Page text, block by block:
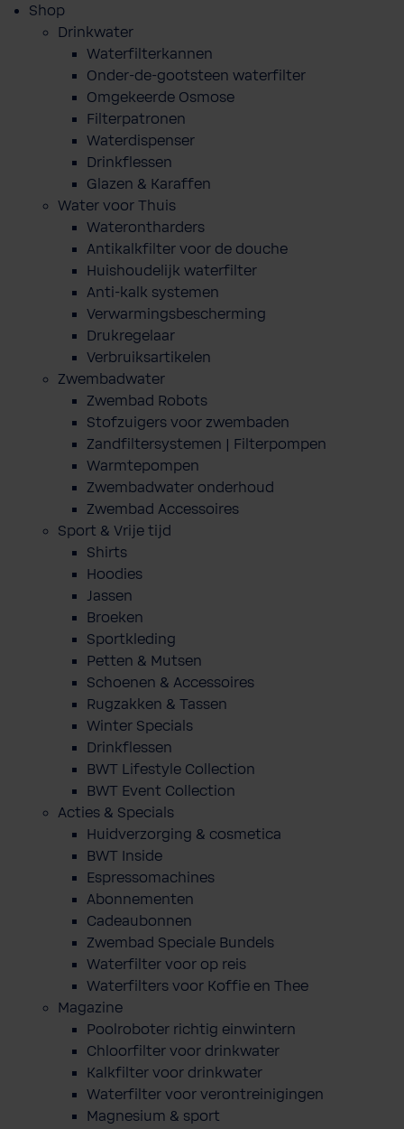
Shop
Drinkwater
Waterfilterkannen
Onder-de-gootsteen waterfilter
Omgekeerde Osmose
Filterpatronen
Waterdispenser
Drinkflessen
Glazen & Karaffen
Water voor Thuis
Waterontharders
Antikalkfilter voor de douche
Huishoudelijk waterfilter
Anti-kalk systemen
Verwarmingsbescherming
Drukregelaar
Verbruiksartikelen
Zwembadwater
Zwembad Robots
Stofzuigers voor zwembaden
Zandfiltersystemen | Filterpompen
Warmtepompen
Zwembadwater onderhoud
Zwembad Accessoires
Sport & Vrije tijd
Shirts
Hoodies
Jassen
Broeken
Sportkleding
Petten & Mutsen
Schoenen & Accessoires
Rugzakken & Tassen
Winter Specials
Drinkflessen
BWT Lifestyle Collection
BWT Event Collection
Acties & Specials
Huidverzorging & cosmetica
BWT Inside
Espressomachines
Abonnementen
Cadeaubonnen
Zwembad Speciale Bundels
Waterfilter voor op reis
Waterfilters voor Koffie en Thee
Magazine
Poolroboter richtig einwintern
Chloorfilter voor drinkwater
Kalkfilter voor drinkwater
Waterfilter voor verontreinigingen
Magnesium & sport